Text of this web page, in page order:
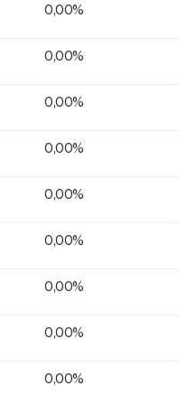
0,00%
0,00%
0,00%
0,00%
0,00%
0,00%
0,00%
0,00%
0,00%